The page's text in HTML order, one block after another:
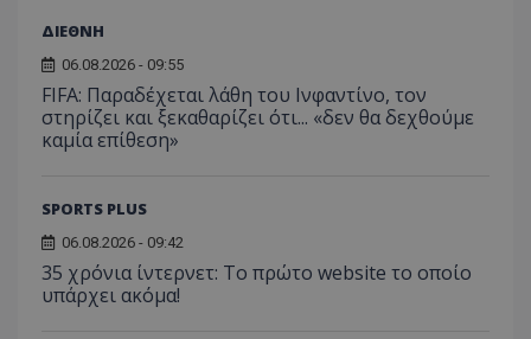
ΔΙΕΘΝΗ
06.08.2026 - 09:55
FIFA: Παραδέχεται λάθη του Ινφαντίνο, τον
στηρίζει και ξεκαθαρίζει ότι... «δεν θα δεχθούμε
καμία επίθεση»
SPORTS PLUS
06.08.2026 - 09:42
35 χρόνια ίντερνετ: Το πρώτο website το οποίο
υπάρχει ακόμα!